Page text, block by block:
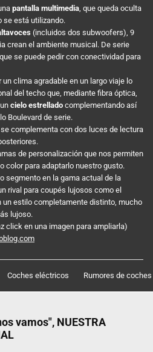
pantalla multimedia , que queda oculta
se está utilizando.
(incluidos dos subwoofers), 9
crean el ambiente musical. De serie
se puede pedir con conectividad para
clima agradable en un largo viaje lo
del techo que, mediante fibra óptica,
cielo estrellado complementando así
Boulevard de serie.
complementa con dos luces de lectura
de personalización que nos permiten
color para adaptarlo nuestro gusto.
segmento en la gama actual de la
rival para coupés lujosos como el
un estilo completamente distinto, mucho
lujoso.
click en una imagen para ampliarla)
Coches eléctricos Rumores de coches
vamos", NUESTRA